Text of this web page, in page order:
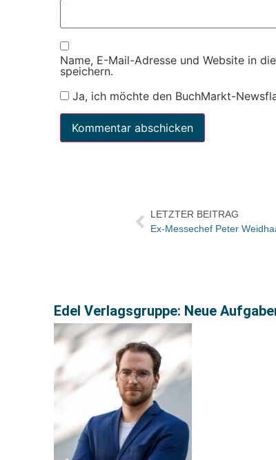
Name, E-Mail-Adresse und Website in
speichern.
Ja, ich möchte den BuchMarkt-
LETZTER BEITRAG
Ex-Messechef Peter
Edel Verlagsgruppe: Neue